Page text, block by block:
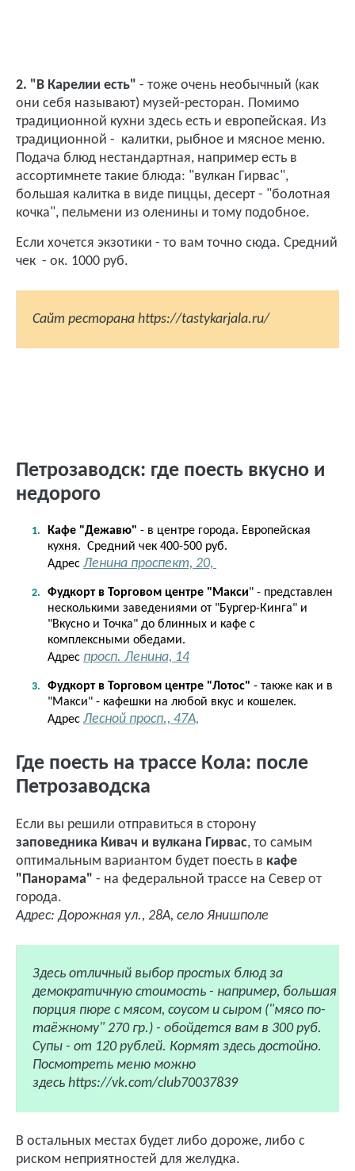
2. "В Карелии есть" - тоже очень необычный (как
они себя называют) музей-ресторан. Помимо
традиционной кухни здесь есть и европейская. Из
традиционной - калитки, рыбное и мясное меню.
Подача блюд нестандартная, например есть в
ассортимнете такие блюда: "вулкан Гирвас",
большая калитка в виде пиццы, десерт - "болотная
кочка", пельмени из оленины и тому подобное.
Если хочется экзотики - то вам точно сюда. Средний
чек - ок. 1000 руб.
Сайт ресторана https://tastykarjala.ru/
Петрозаводск: где поесть вкусно и
недорого
Кафе "Дежавю" - в центре города. Европейская
кухня. Средний чек 400-500 руб.
Адрес Ленина проспект, 20,
Фудкорт в Торговом центре "Макси" - представлен
несколькими заведениями от "Бургер-Кинга" и
"Вкусно и Точка" до блинных и кафе с
комплексными обедами.
Адрес просп. Ленина, 14
Фудкорт в Торговом центре "Лотос" - также как и в
"Макси" - кафешки на любой вкус и кошелек.
Адрес Лесной просп., 47А,
Где поесть на трассе Кола: после
Петрозаводска
Если вы решили отправиться в сторону
заповедника Кивач и вулкана Гирвас, то самым
оптимальным вариантом будет поесть в кафе
"Панорама" - на федеральной трассе на Север от
города.
Адрес: Дорожная ул., 28А, село Янишполе
Здесь отличный выбор простых блюд за
демократичную стоимость - например, большая
порция пюре с мясом, соусом и сыром ("мясо по-
таёжному" 270 гр.) - обойдется вам в 300 руб.
Супы - от 120 рублей. Кормят здесь достойно.
Посмотреть меню можно
здесь https://vk.com/club70037839
В остальных местах будет либо дороже, либо с
риском неприятностей для желудка.